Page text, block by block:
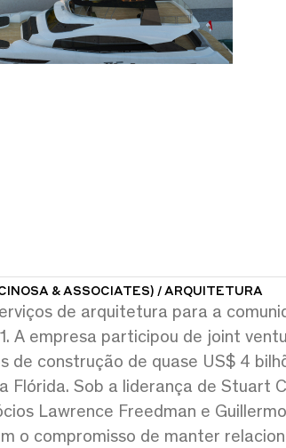
& ASSOCIATES) / ARQUITETURA
de arquitetura para a
A empresa participou de joint
de construção de quase US$ 4
Flórida. Sob a liderança de Stuart
Lawrence Freedman e Guillermo
o compromisso de manter